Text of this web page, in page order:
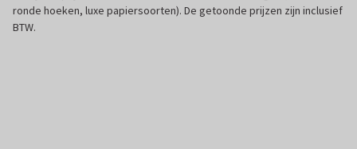
ronde hoeken, luxe papiersoorten). De getoonde prijzen zijn inclusief
BTW.